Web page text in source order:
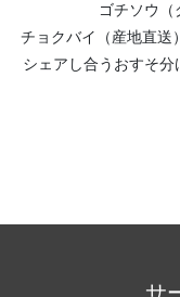
ゴチソウ（
チョクバイ（産地直送）
シェアし合う おすそ分
サ